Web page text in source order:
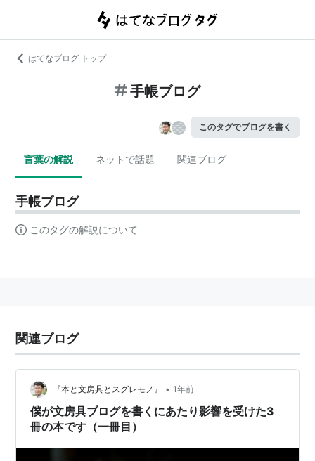
はてなブログ トップ
手帳ブログ
このタグでブログを書く
言葉の解説 ネットで話題 関連ブログ
手帳ブログ
このタグの解説について
関連ブログ
『本と文房具とスグレモノ』 • 1年前
僕が文房具ブログを書くにあたり影響を受けた3
冊の本です（一冊目）